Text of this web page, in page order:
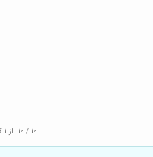
10 / 10 از 1